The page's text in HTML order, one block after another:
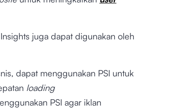
juga dapat digunakan oleh
dapat menggunakan PSI untuk
loading
PSI agar iklan